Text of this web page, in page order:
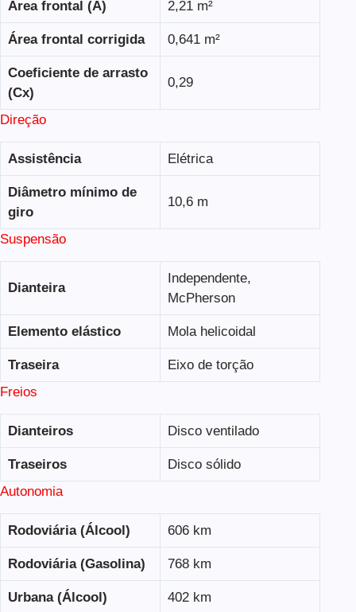
Área frontal (A) 2,21 m²
Área frontal corrigida 0,641 m²
Coeficiente de arrasto
(Cx)
0,29
Direção
Assistência Elétrica
Diâmetro mínimo de
giro
10,6 m
Suspensão
Dianteira
Independente,
McPherson
Elemento elástico Mola helicoidal
Traseira
Eixo de torção
Freios
Dianteiros Disco ventilado
Traseiros
Disco sólido
Autonomia
Rodoviária (Álcool) 606 km
Rodoviária (Gasolina) 768 km
Urbana (Álcool) 402 km